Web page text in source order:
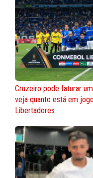
Cruzeiro pode faturar
veja quanto está em
Libertadores